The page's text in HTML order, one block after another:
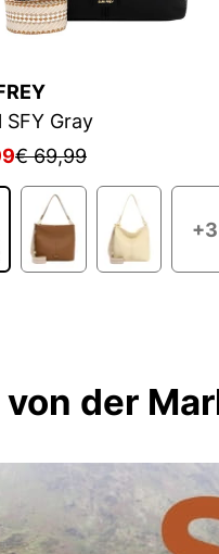
SFY Gray
€ 69,99
+3
der